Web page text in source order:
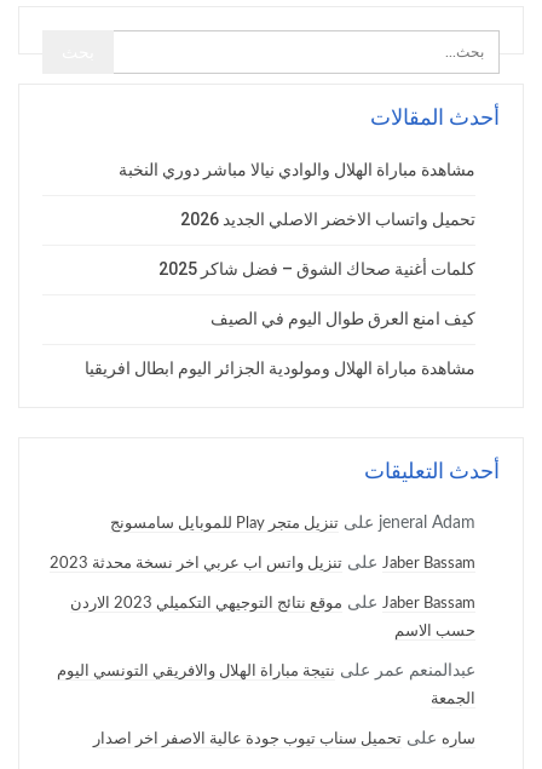
أحدث المقالات
مشاهدة مباراة الهلال والوادي نيالا مباشر دوري النخبة
تحميل واتساب الاخضر الاصلي الجديد 2026
كلمات أغنية صحاك الشوق – فضل شاكر 2025
كيف امنع العرق طوال اليوم في الصيف
مشاهدة مباراة الهلال ومولودية الجزائر اليوم ابطال افريقيا
أحدث التعليقات
jeneral Adam على تنزيل متجر Play للموبايل سامسونج
Jaber Bassam على تنزيل واتس اب عربي اخر نسخة محدثة 2023
Jaber Bassam على
موقع نتائج التوجيهي التكميلي 2023 الاردن
حسب الاسم
عبدالمنعم عمر على نتيجة مباراة الهلال والافريقي التونسي اليوم
الجمعة
ساره على تحميل سناب تيوب جودة عالية الاصفر اخر اصدار